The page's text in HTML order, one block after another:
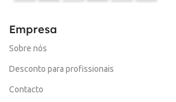
Empresa
Sobre nós
Desconto para profissionais
Contacto